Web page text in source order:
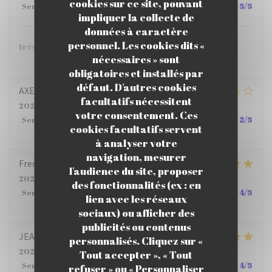
cookies sur ce site, pouvant
impliquer la collecte de
données à caractère
personnel. Les cookies dits «
nécessaires » sont
obligatoires et installés par
défaut. D'autres cookies
facultatifs nécessitent
votre consentement. Ces
cookies facultatifs servent
à analyser votre
navigation, mesurer
l'audience du site, proposer
des fonctionnalités (ex : en
lien avec les réseaux
sociaux) ou afficher des
publicités ou contenus
personnalisés. Cliquez sur «
Tout accepter », « Tout
refuser » ou « Personnaliser
Service
Ambiance:5/5 Cuisine :5/5 Qualité / Prix 5/5
très bien.
AXELLE
2026-07-22
- 12:15 - Couverts 4
Service
Ambiance:3/5 Cuisine:4/5 Qualité / Prix 2/5
Frederic
2026-07-23
- 12:00 - Couverts 5
Service
Ambiance:5/5 Cuisine: 4/5 Qualité / Prix 4/5
JEAN PHILIPPE
2026-07-23
- 12:15 - Couverts 6
Service
/5 Ambiance 5/5 Cuisine:5/5 Qualité / Prix 4/5